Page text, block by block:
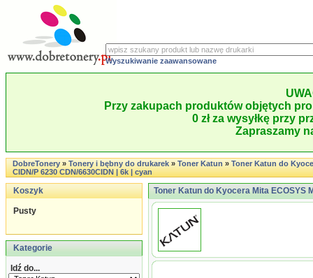
Wyszukiwanie zaawansowane
Przy zakupach produktów objętych
0 zł za wysyłkę przy
Zapraszamy
DobreTonery»Tonery i bębny do drukarek»Toner Katun»Toner Katun do
CIDN/P 6230 CDN/6630CIDN | 6k | cyan
Koszyk
Pusty
Kategorie
Idź do...
Toner Katun do Kyocera Mita ECOSYS